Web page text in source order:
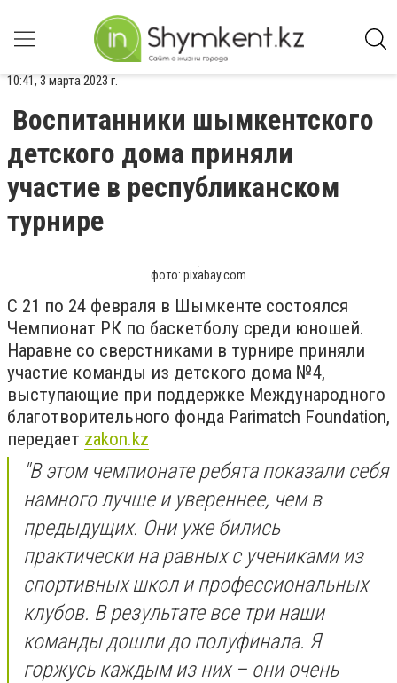
10:41, 3 марта 2023 г.
Воспитанники шымкентского
детского дома приняли
участие в республиканском
турнире
фото: pixabay.com
С 21 по 24 февраля в Шымкенте состоялся
Чемпионат РК по баскетболу среди юношей.
Наравне со сверстниками в турнире приняли
участие команды из детского дома №4,
выступающие при поддержке Международного
благотворительного фонда Parimatch Foundation,
передает zakon.kz
"В этом чемпионате ребята показали себя
намного лучше и увереннее, чем в
предыдущих. Они уже бились
практически на равных с учениками из
спортивных школ и профессиональных
клубов. В результате все три наши
команды дошли до полуфинала. Я
горжусь каждым из них – они очень